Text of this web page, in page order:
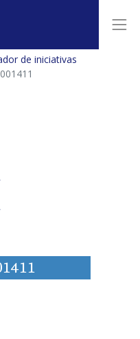
de iniciativas